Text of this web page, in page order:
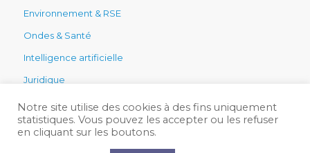
Environnement & RSE
Ondes & Santé
Intelligence artificielle
Juridique
Secteur public
Services & technique
Notre site utilise des cookies à des fins uniquement
statistiques. Vous pouvez les accepter ou les refuser
en cliquant sur les boutons.